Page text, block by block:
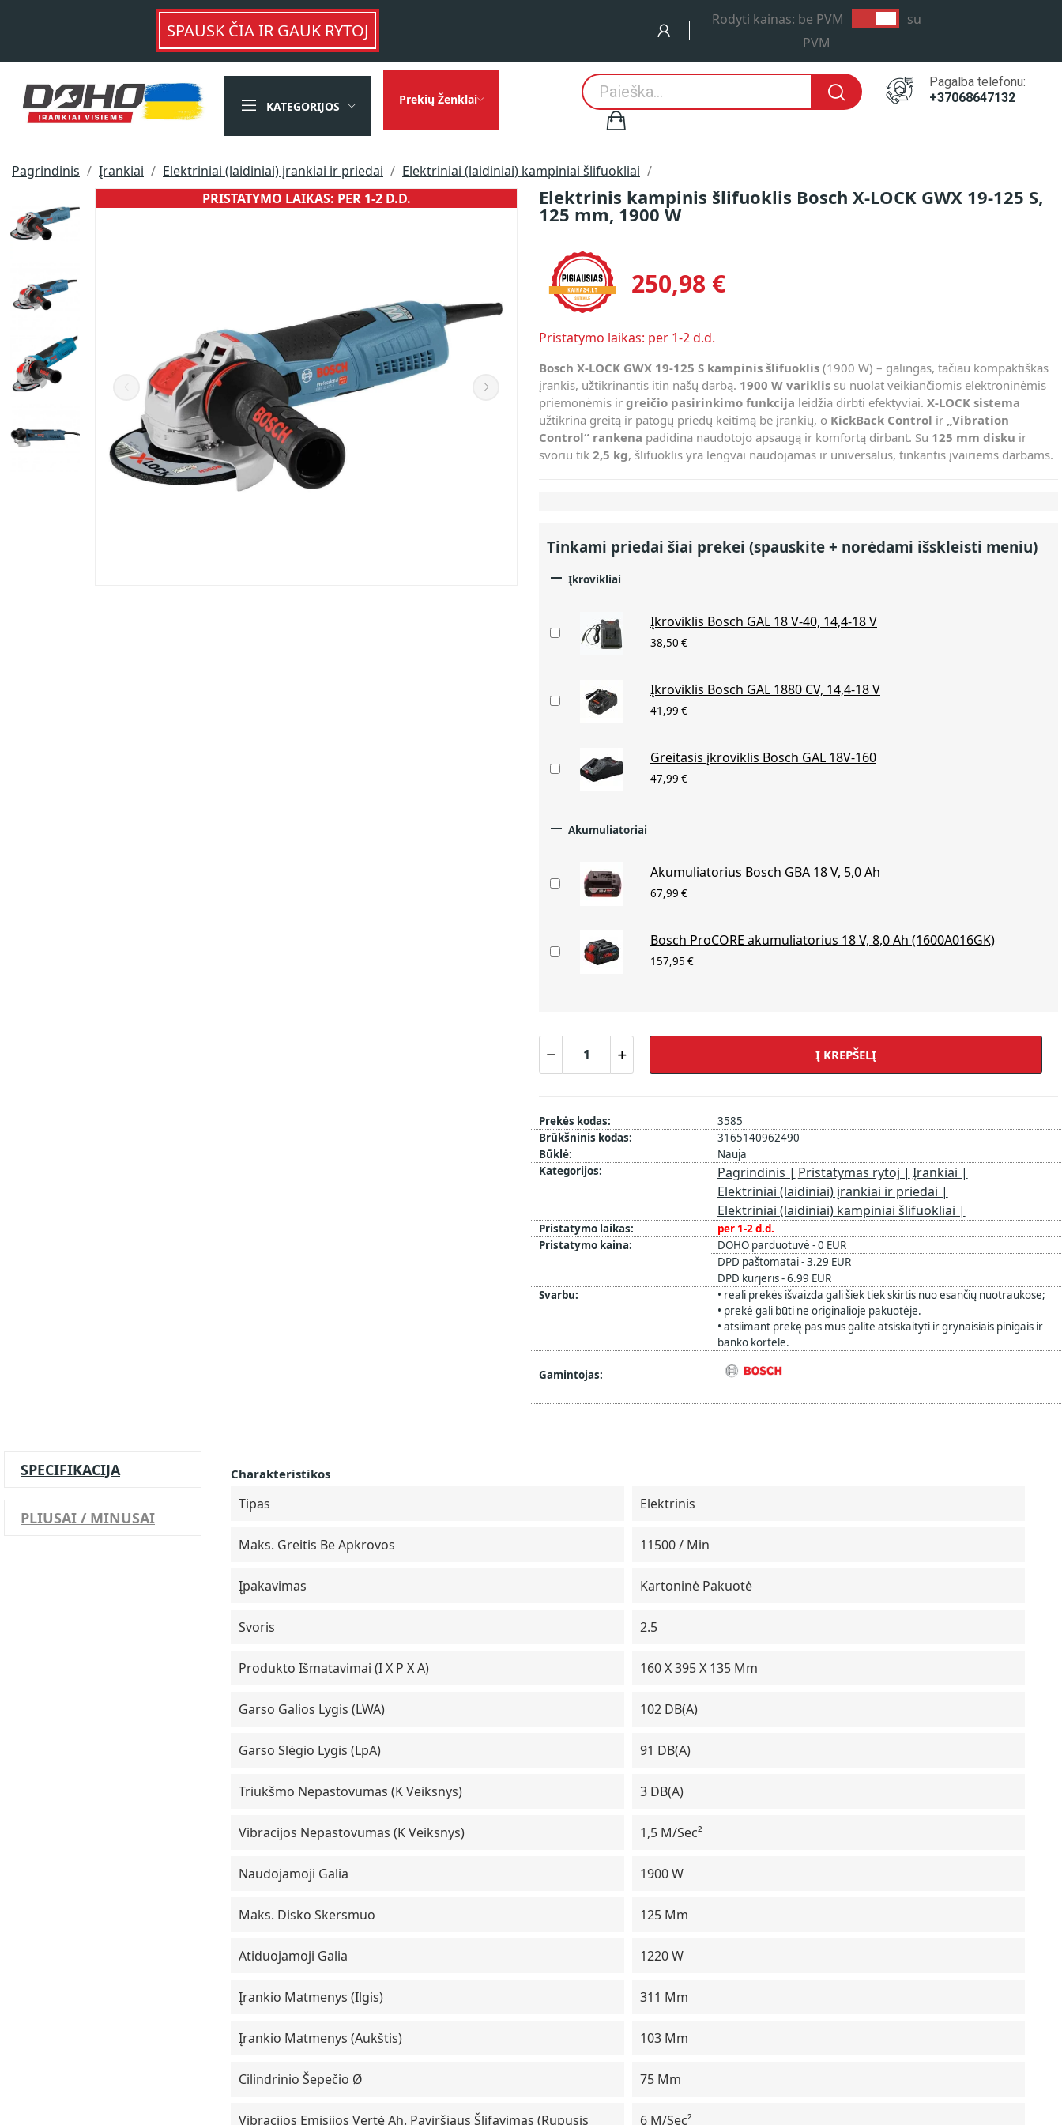
SPAUSK ČIA IR GAUK RYTOJ
Rodyti kainas: be PVM
su
PVM
KATEGORIJOS Prekių Ženklai
Pagalba telefonu:
+37068647132
Pagrindinis Įrankiai Elektriniai (laidiniai) įrankiai ir priedai
Elektriniai (laidiniai) kampiniai šlifuokliai
PRISTATYMO LAIKAS: PER 1-2 D.D.
PRISTATYMO LAIKAS: PER 1-2 D.D.
Elektrinis kampinis šlifuoklis Bosch X-LOCK GWX 19-125 S,
125 mm, 1900 W
250,98 €
Pristatymo laikas: per 1-2 d.d.
Bosch X-LOCK GWX 19-125 S kampinis šlifuoklis (1900 W) – galingas, tačiau kompaktiškas
įrankis, užtikrinantis itin našų darbą. 1900 W variklis su nuolat veikiančiomis elektroninėmis
priemonėmis ir greičio pasirinkimo funkcija leidžia dirbti efektyviai. X-LOCK sistema
užtikrina greitą ir patogų priedų keitimą be įrankių, o KickBack Control ir „Vibration
Control“ rankena padidina naudotojo apsaugą ir komfortą dirbant. Su 125 mm disku ir
svoriu tik 2,5 kg, šlifuoklis yra lengvai naudojamas ir universalus, tinkantis įvairiems darbams.
Tinkami priedai šiai prekei (spauskite + norėdami išskleisti meniu)
 Įkrovikliai
Įkroviklis Bosch GAL 18 V-40, 14,4-18 V
38,50 €
Įkroviklis Bosch GAL 1880 CV, 14,4-18 V
41,99 €
Greitasis įkroviklis Bosch GAL 18V-160
47,99 €
 Akumuliatoriai
Akumuliatorius Bosch GBA 18 V, 5,0 Ah
67,99 €
Bosch ProCORE akumuliatorius 18 V, 8,0 Ah (1600A016GK)
157,95 €
Į KREPŠELĮ
Prekės kodas:
3585
Brūkšninis kodas:
3165140962490
Būklė:
Nauja
Kategorijos:
Pagrindinis | Pristatymas rytoj | Įrankiai |
Elektriniai (laidiniai) įrankiai ir priedai |
Elektriniai (laidiniai) kampiniai šlifuokliai |
Pristatymo laikas:
per 1-2 d.d.
Pristatymo kaina:
DOHO parduotuvė - 0 EUR
DPD paštomatai - 3.29 EUR
DPD kurjeris - 6.99 EUR
Svarbu:
• reali prekės išvaizda gali šiek tiek skirtis nuo esančių nuotraukose;
• prekė gali būti ne originalioje pakuotėje.
• atsiimant prekę pas mus galite atsiskaityti ir grynaisiais pinigais ir
banko kortele.
Gamintojas:
SPECIFIKACIJA
PLIUSAI / MINUSAI
Charakteristikos
Tipas Elektrinis
Maks. Greitis Be Apkrovos 11500 / Min
Įpakavimas Kartoninė Pakuotė
Svoris 2.5
Produkto Išmatavimai (I X P X A) 160 X 395 X 135 Mm
Garso Galios Lygis (LWA) 102 DB(A)
Garso Slėgio Lygis (LpA) 91 DB(A)
Triukšmo Nepastovumas (K Veiksnys) 3 DB(A)
Vibracijos Nepastovumas (K Veiksnys) 1,5 M/sec²
Naudojamoji Galia 1900 W
Maks. Disko Skersmuo 125 Mm
Atiduojamoji Galia 1220 W
Įrankio Matmenys (ilgis) 311 Mm
Įrankio Matmenys (aukštis) 103 Mm
Cilindrinio Šepečio Ø 75 Mm
Vibracijos Emisijos Vertė Ah. Paviršiaus Šlifavimas (rupusis
6 M/sec²